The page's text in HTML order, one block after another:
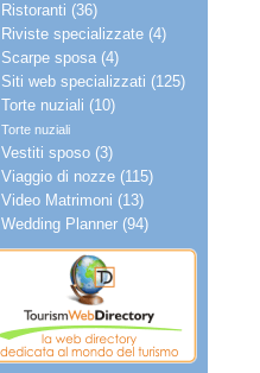
Ristoranti (36)
Riviste specializzate (4)
Scarpe sposa (4)
Siti web specializzati (125)
Torte nuziali (10)
Torte nuziali
Vestiti sposo (3)
Viaggio di nozze (115)
Video Matrimoni (13)
Wedding Planner (94)